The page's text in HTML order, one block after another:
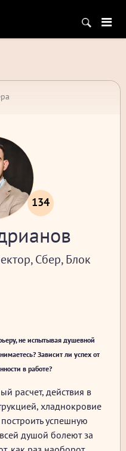
134
Сбер, Блок
не испытывая душевной
Зависит ли успех от
в работе?
расчет, действия в
хладнокровие
успешную
душой болеют за